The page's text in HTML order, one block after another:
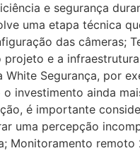
e segurança
uma etapa técnica
das câmeras;
e a
Segurança, por
investimento ainda
é importante
uma percepção
Monitoramento